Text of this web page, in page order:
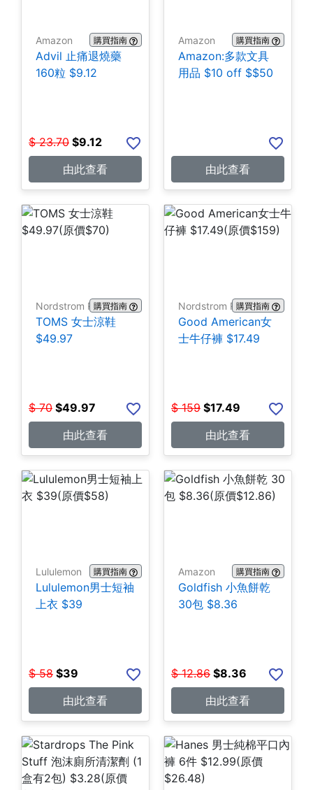
Amazon 購買指南
Advil 止痛退燒藥
160粒 $9.12
$ 23.70 $9.12
由此查看
Amazon 購買指南
Amazon:多款文具
用品 $10 off $$50
由此查看
Nordstrom Rack購買指南
TOMS 女士涼鞋
$49.97
$ 70 $49.97
由此查看
Nordstrom Rack購買指南
Good American女
士牛仔褲 $17.49
$ 159 $17.49
由此查看
Lululemon 購買指南
Lululemon男士短袖
上衣 $39
$ 58 $39
由此查看
Amazon 購買指南
Goldfish 小魚餅乾
30包 $8.36
$ 12.86 $8.36
由此查看